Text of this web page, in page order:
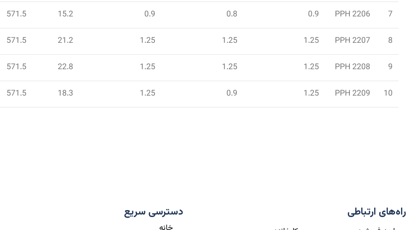
7
PPH 2206
0.9
0.8
0.9
15.2
571.5
8
PPH 2207
1.25
1.25
1.25
21.2
571.5
9
PPH 2208
1.25
1.25
1.25
22.8
571.5
10
PPH 2209
1.25
0.9
1.25
18.3
571.5
راه‌های ارتباطی دسترسی سریع